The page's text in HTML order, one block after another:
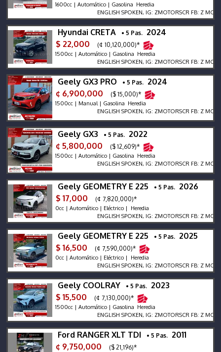
1600cc | Automático | Gasolina Heredia
ENGLISH SPOKEN, IG: ZMOTORSCR FB: Z
Hyundai CRETA • 5 Pas. 2024
$ 22,000
(¢ 10,120,000)*
1500cc | Automático | Gasolina Heredia
ENGLISH SPOKEN, IG: ZMOTORSCR FB: Z
Geely GX3 PRO • 5 Pas. 2024
¢ 6,900,000
($ 15,000)*
1500cc | Manual | Gasolina Heredia
ENGLISH SPOKEN, IG: ZMOTORSCR FB: Z
Geely GX3 • 5 Pas. 2022
¢ 5,800,000
($ 12,609)*
1500cc | Automático | Gasolina Heredia
ENGLISH SPOKEN, IG: ZMOTORSCR FB: Z
Geely GEOMETRY E 225 • 5 Pas. 2026
$ 17,000
(¢ 7,820,000)*
0cc | Automático | Eléctrico | Heredia
ENGLISH SPOKEN, IG: ZMOTORSCR FB: Z
Geely GEOMETRY E 225 • 5 Pas. 2025
$ 16,500
(¢ 7,590,000)*
0cc | Automático | Eléctrico | Heredia
ENGLISH SPOKEN, IG: ZMOTORSCR FB: Z
Geely COOLRAY • 5 Pas. 2023
$ 15,500
(¢ 7,130,000)*
1500cc | Automático | Gasolina Heredia
ENGLISH SPOKEN, IG: ZMOTORSCR FB: Z
Ford RANGER XLT TDI • 5 Pas. 2011
¢ 9,750,000
($ 21,196)*